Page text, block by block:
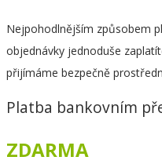
Nejpohodlnějším způsobem
objednávky jednoduše
přijímáme bezpečně
Platba bankovním
ZDARMA